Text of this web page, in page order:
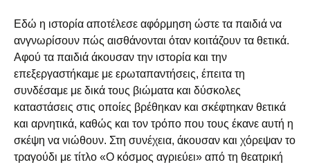
Εδώ η ιστορία αποτέλεσε αφόρμηση ώστε τα παιδιά να
ανγνωρίσουν πώς αισθάνονται όταν κοιτάζουν τα θετικά.
Αφού τα παιδιά άκουσαν την ιστορία και την
επεξεργαστήκαμε με ερωταπαντήσεις, έπειτα τη
συνδέσαμε με δικά τους βιώματα και δύσκολες
καταστάσεις στις οποίες βρέθηκαν και σκέφτηκαν θετικά
και αρνητικά, καθώς και τον τρόπο που τους έκανε αυτή η
σκέψη να νιώθουν. Στη συνέχεια, άκουσαν και χόρεψαν το
τραγούδι με τίτλο «Ο κόσμος αγριεύει» από τη θεατρική